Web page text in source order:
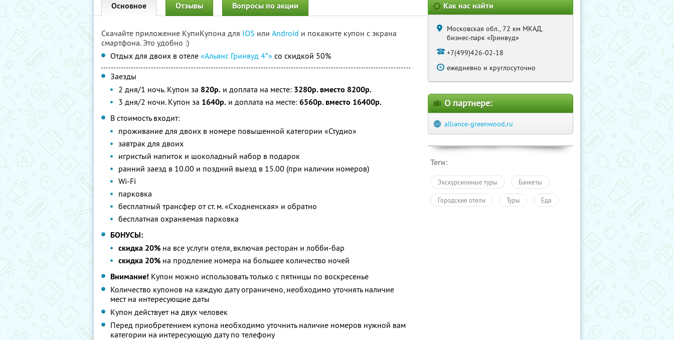
Основное Отзывы Вопросы по акции
Скачайте приложение КупиКупона для IOS или Android и покажите купон с экрана
смартфона. Это удобно :)
Отдых для двоих в отеле «Альянс Гринвуд 4*» со скидкой 50%
Заезды
2 дня/1 ночь. Купон за 820р. и доплата на месте: 3280р. вместо 8200р.
3 дня/2 ночи. Купон за 1640р. и доплата на месте: 6560р. вместо 16400р.
В стоимость входит:
проживание для двоих в номере повышенной категории «Студио»
завтрак для двоих
игристый напиток и шоколадный набор в подарок
ранний заезд в 10.00 и поздний выезд в 15.00 (при наличии номеров)
Wi-Fi
парковка
бесплатный трансфер от ст. м. «Сходненская» и обратно
бесплатная охраняемая парковка
БОНУСЫ:
скидка 20% на все услуги отеля, включая ресторан и лобби-бар
скидка 20% на продление номера на большее количество ночей
Внимание! Купон можно использовать только с пятницы по воскресенье
Количество купонов на каждую дату ограничено, необходимо уточнять наличие
мест на интересующие даты
Купон действует на двух человек
Перед приобретением купона необходимо уточнить наличие номеров нужной вам
категории на интересующую дату по телефону
Как нас найти
Московская обл., 72 км МКАД,
бизнес-парк «Гринвуд»
+7(499)426-02-18
ежедневно и круглосуточно
О партнере:
alliance-greenwood.ru
Теги:
Экскурсионные туры Банкеты
Городские отели Туры Еда